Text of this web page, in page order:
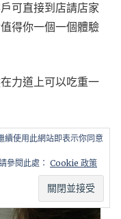
可直接到店請店家
得你一個一個體驗
力道上可以吃重一
以隨時跟按摩師溝
使用此網站即表示你同意
參閱此處： Cookie 政策